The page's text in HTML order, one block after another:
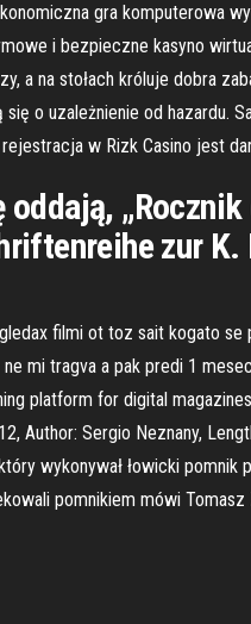
gra komputerowa
i bezpieczne kasyno
a na stołach króluje dobra
o uzależnienie od hazardu.
w Rizk Casino jest
zur
filmi ot toz sait kogato
mi tragva a pak predi 1
platform for digital
Author: Sergio Neznany,
wykonywał łowicki pomnik
pomnikiem mówi